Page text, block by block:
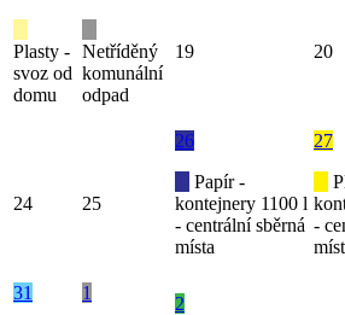
Plasty -
svoz od
domu
Netříděný
komunální
odpad
19 20
24 25
26
Papír -
kontejnery 1100 l
- centrální sběrná
místa
27
-
31
1
2